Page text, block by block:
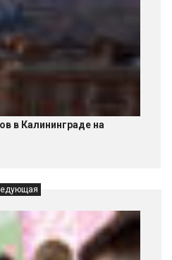
в Калининграде на